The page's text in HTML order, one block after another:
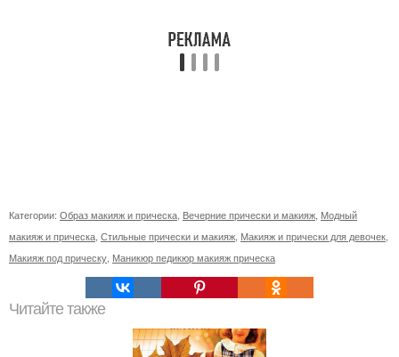
Категории: Образ макияж и прическа Вечерние прически и макияж Модный
макияж и прическа Стильные прически и макияж Макияж и прически для девочек
Макияж под прическу Маникюр педикюр макияж прическа
Читайте также